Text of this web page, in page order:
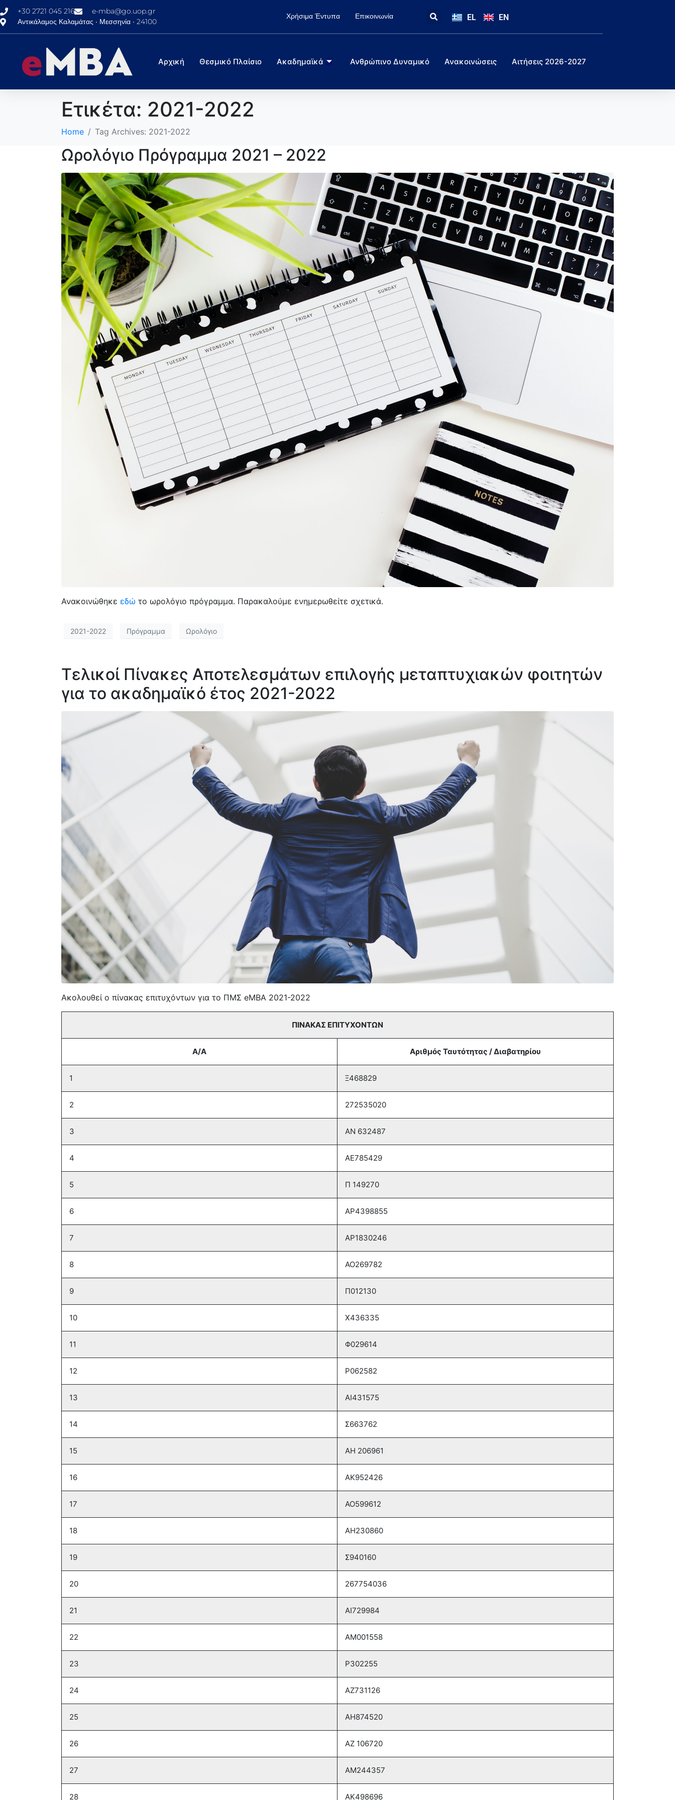
+30 2721 045 216
e-mba@go.uop.gr
Αντικάλαμος Καλαμάτας • Μεσσηνία • 24100
Χρήσιμα Έντυπα Επικοινωνία EL EN
Αρχική Θεσμικό Πλαίσιο Ακαδημαϊκά Ανθρώπινο Δυναμικό Ανακοινώσεις Αιτήσεις 2026-2027
Ετικέτα: 2021-2022
Home Tag Archives: 2021-2022
Ωρολόγιο Πρόγραμμα 2021 – 2022
Ανακοινώθηκε εδώ το ωρολόγιο πρόγραμμα. Παρακαλούμε ενημερωθείτε σχετικά.
2021-2022 Πρόγραμμα Ωρολόγιο
Τελικοί Πίνακες Αποτελεσμάτων επιλογής μεταπτυχιακών φοιτητών
για το ακαδημαϊκό έτος 2021-2022
Ακολουθεί ο πίνακας επιτυχόντων για το ΠΜΣ eMBA 2021-2022
ΠΙΝΑΚΑΣ ΕΠΙΤΥΧΟΝΤΩΝ
Α/Α Αριθμός Ταυτότητας / Διαβατηρίου
1 Ξ468829
2 272535020
3 ΑΝ 632487
4 ΑΕ785429
5 Π 149270
6 AP4398855
7 AP1830246
8 AO269782
9 Π012130
10 Χ436335
11 Φ029614
12 Ρ062582
13 ΑΙ431575
14 Σ663762
15 ΑΗ 206961
16 ΑΚ952426
17 ΑΟ599612
18 ΑΗ230860
19 Σ940160
20 267754036
21 ΑΙ729984
22 ΑΜ001558
23 Ρ302255
24 ΑΖ731126
25 ΑΗ874520
26 ΑΖ 106720
27 ΑΜ244357
28 ΑΚ498696